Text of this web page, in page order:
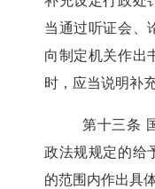
当通过听证会、
向制定机关作出
时，应当说明补
第十三条
政法规规定的给
的范围内作出具